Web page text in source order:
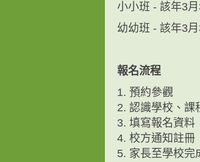
小小班 - 該年3
幼幼班 - 該年3
報名流程
1. 預約參觀
2. 認識學校、課
3. 填寫報名資料
4. 校方通知註冊
5. 家長至學校完